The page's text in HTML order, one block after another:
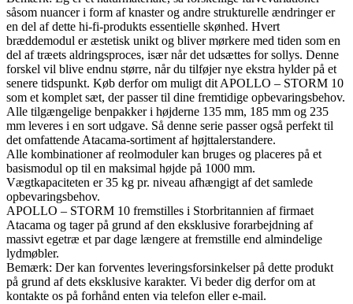
såsom nuancer i form af knaster og andre strukturelle ændringer er
en del af dette hi-fi-produkts essentielle skønhed. Hvert
bræddemodul er æstetisk unikt og bliver mørkere med tiden som en
del af træets aldringsproces, især når det udsættes for sollys. Denne
forskel vil blive endnu større, når du tilføjer nye ekstra hylder på et
senere tidspunkt. Køb derfor om muligt dit APOLLO – STORM 10
som et komplet sæt, der passer til dine fremtidige opbevaringsbehov.
Alle tilgængelige benpakker i højderne 135 mm, 185 mm og 235
mm leveres i en sort udgave. Så denne serie passer også perfekt til
det omfattende Atacama-sortiment af højttalerstandere.
Alle kombinationer af reolmoduler kan bruges og placeres på et
basismodul op til en maksimal højde på 1000 mm.
Vægtkapaciteten er 35 kg pr. niveau afhængigt af det samlede
opbevaringsbehov.
APOLLO – STORM 10 fremstilles i Storbritannien af firmaet
Atacama og tager på grund af den eksklusive forarbejdning af
massivt egetræ et par dage længere at fremstille end almindelige
lydmøbler.
Bemærk: Der kan forventes leveringsforsinkelser på dette produkt
på grund af dets eksklusive karakter. Vi beder dig derfor om at
kontakte os på forhånd enten via telefon eller e-mail.